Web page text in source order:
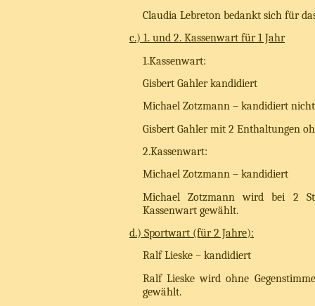
Claudia Lebreton bedankt sich für
c.) 1. und 2. Kassenwart für 1 Jahr
1.Kassenwart:
Gisbert Gahler kandidiert
Michael Zotzmann – kandidiert nicht
Gisbert Gahler mit 2 Enthaltungen
2.Kassenwart:
Michael Zotzmann – kandidiert
Michael Zotzmann wird bei 2
Kassenwart gewählt.
d.) Sportwart (für 2 Jahre):
Ralf Lieske – kandidiert
Ralf Lieske wird ohne
gewählt.